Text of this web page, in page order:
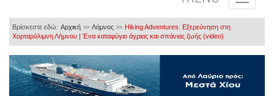
Βρίσκεστε εδώ: Αρχική >> Λήμνος >> Hiking Adventures: Εξερεύνηση στη
Χορταρόλιμνη Λήμνου | Ένα καταφύγιο άγριας και σπάνιας ζωής (video)